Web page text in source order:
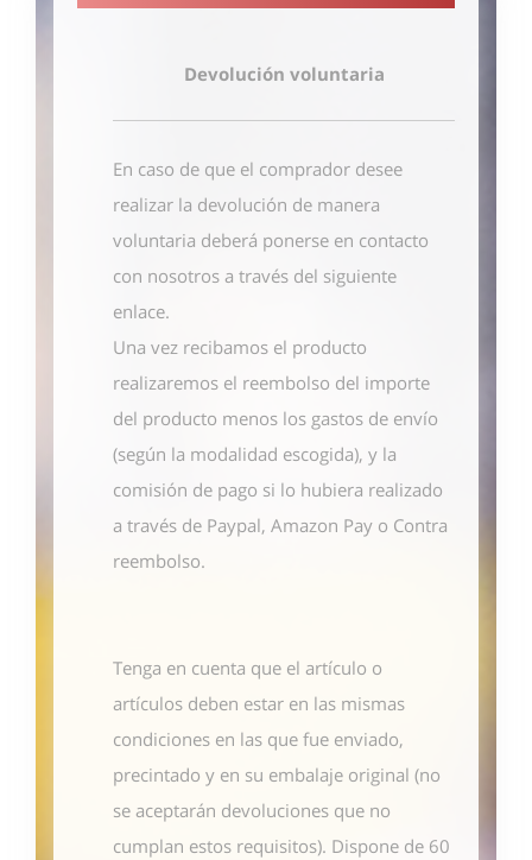
Devolución voluntaria
En caso de que el comprador desee
realizar la devolución de manera
voluntaria deberá ponerse en contacto
con nosotros a través del siguiente
enlace.
Una vez recibamos el producto
realizaremos el reembolso del importe
del producto menos los gastos de envío
(según la modalidad escogida), y la
comisión de pago si lo hubiera realizado
a través de Paypal, Amazon Pay o Contra
reembolso.
Tenga en cuenta que el artículo o
artículos deben estar en las mismas
condiciones en las que fue enviado,
precintado y en su embalaje original (no
se aceptarán devoluciones que no
cumplan estos requisitos). Dispone de 60